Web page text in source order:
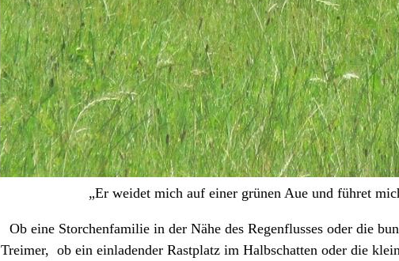
„Er weidet mich auf einer grünen Aue und führet
Ob eine Storchenfamilie in der Nähe des Regenflusses oder die
Treimer, ob ein einladender Rastplatz im Halbschatten oder die